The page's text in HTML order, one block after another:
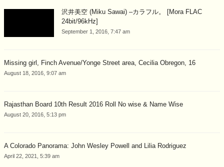
沢井美空 (Miku Sawai) –カラフル。 [Mora FLAC
24bit/96kHz]
September 1, 2016, 7:47 am
Missing girl, Finch Avenue/Yonge Street area, Cecilia Obregon, 16
August 18, 2016, 9:07 am
Rajasthan Board 10th Result 2016 Roll No wise & Name Wise
August 20, 2016, 5:13 pm
A Colorado Panorama: John Wesley Powell and Lilia Rodriguez
April 22, 2021, 5:39 am